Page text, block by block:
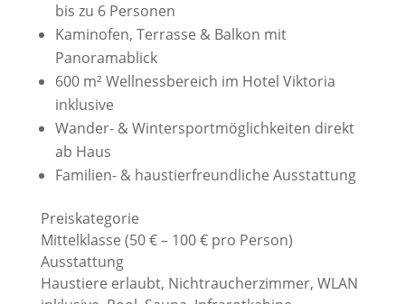
bis zu 6 Personen
Kaminofen, Terrasse & Balkon mit
Panoramablick
600 m² Wellnessbereich im Hotel Viktoria
inklusive
Wander- & Wintersportmöglichkeiten direkt
ab Haus
Familien- & haustierfreundliche Ausstattung
Preiskategorie
Mittelklasse (50 € – 100 € pro Person)
Ausstattung
Haustiere erlaubt, Nichtraucherzimmer, WLAN